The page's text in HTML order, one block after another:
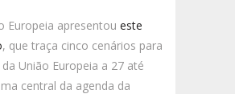
Europeia apresentou este
, que traça cinco cenários para
União Europeia a 27 até
central da agenda da